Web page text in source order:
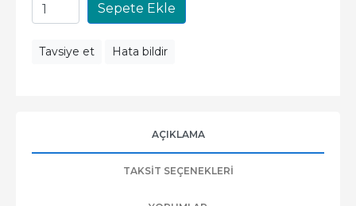
Sepete Ekle
Tavsiye et Hata bildir
AÇIKLAMA
TAKSIT SEÇENEKLERI